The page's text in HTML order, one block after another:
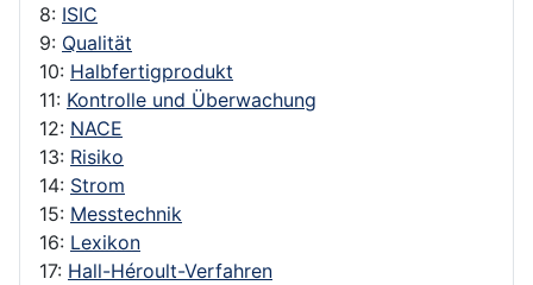
8: ISIC
9: Qualität
10: Halbfertigprodukt
11: Kontrolle und Überwachung
12: NACE
13: Risiko
14: Strom
15: Messtechnik
16: Lexikon
17: Hall-Héroult-Verfahren